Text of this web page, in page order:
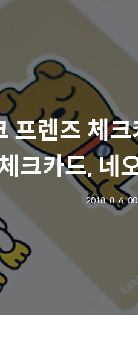
프렌즈 체
크카드, 네
2018. 8. 6.